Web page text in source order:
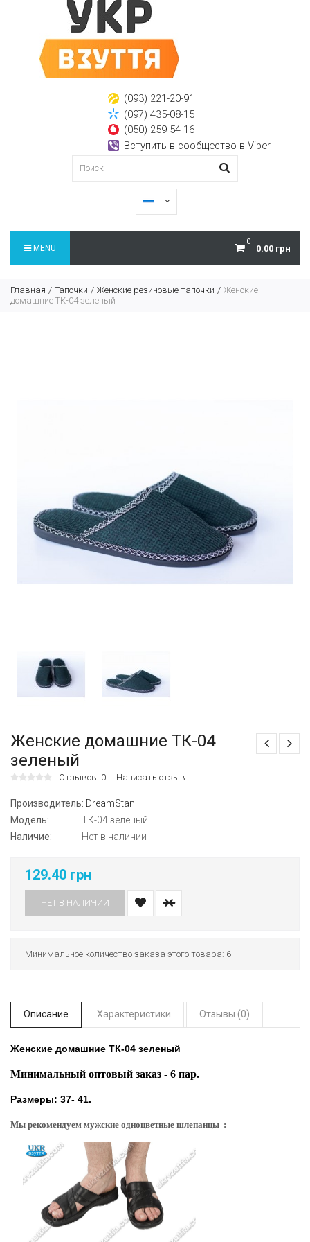
(093) 221-20-91
(097) 435-08-15
(050) 259-54-16
Вступить в сообщество в Viber
0
0.00 грн
MENU
Главная Тапочки Женские резиновые тапочки
Женские
домашние ТК-04 зеленый
Женские домашние ТК-04
зеленый
Отзывов: 0 Написать отзыв
Производитель: DreamStan
Модель:
ТК-04 зеленый
Наличие:
Нет в наличии
129.40 грн
НЕТ В НАЛИЧИИ
Минимальное количество заказа этого товара: 6
Описание Характеристики Отзывы (0)
Женские домашние ТК-04 зеленый
Минимальный оптовый заказ - 6 пар.
Размеры: 37- 41.
Мы рекомендуем мужские одноцветные шлепанцы :